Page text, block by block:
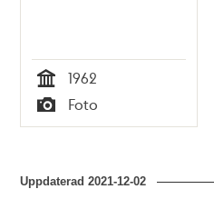
Tid
1962
Typ
Foto
Uppdaterad2021-12-02